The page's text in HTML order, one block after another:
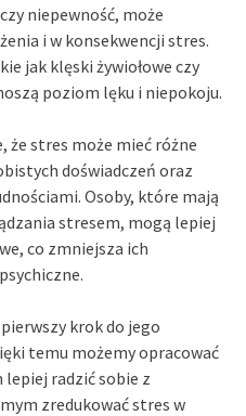
niepewność, może
i w konsekwencji stres.
jak klęski żywiołowe czy
poziom lęku i niepokoju.
że stres może mieć różne
doświadczeń oraz
Osoby, które mają
stresem, mogą lepiej
co zmniejsza ich
krok do jego
temu możemy opracować
radzić sobie z
zredukować stres w